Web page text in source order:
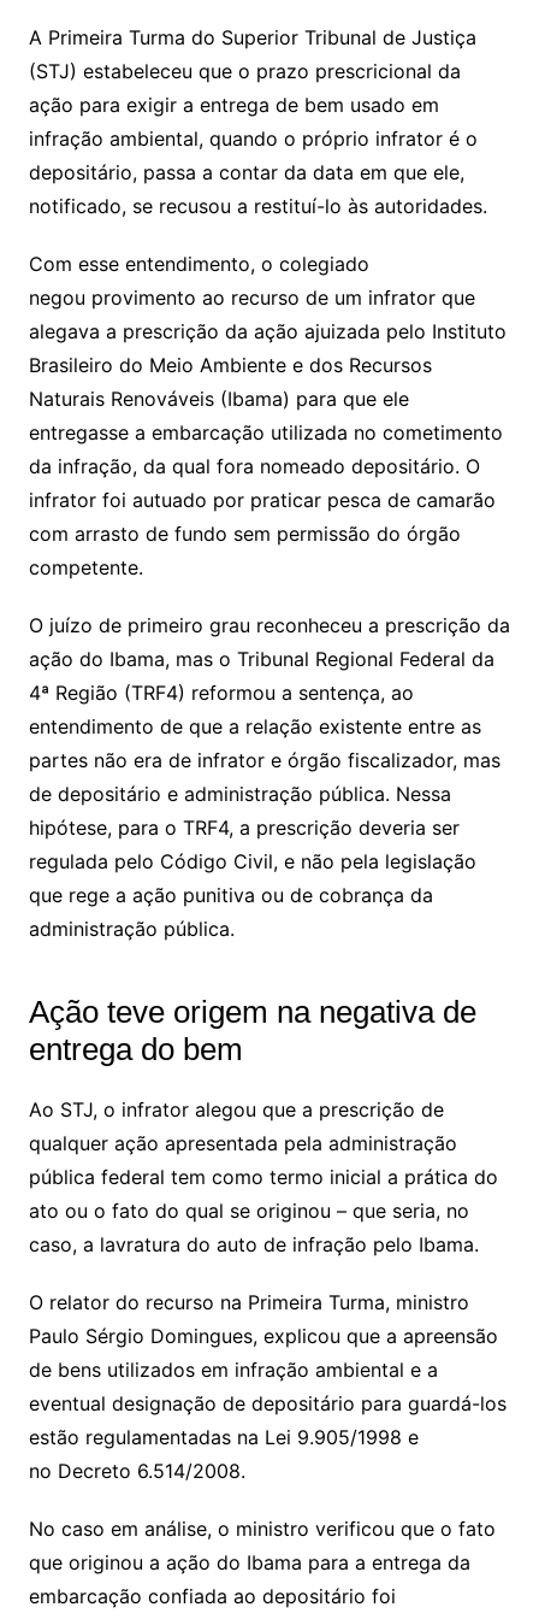
y
Li
n
k
s
A
p
p
gr
a
m
e
dI
n
l
gl
e
Cl
a
s
o
m
s
s
a
g
e
lo
o
k.
c
o
y
p
e
h
o
o
M
ai
e
a
d
s
ai
l
ar
e
A Primeira Turma do Superior Tribunal de Justiça
(STJ) estabeleceu que o prazo prescricional da
ação para exigir a entrega de bem usado em
infração ambiental, quando o próprio infrator é o
depositário, passa a contar da data em que ele,
notificado, se recusou a restituí-lo às autoridades.
Com esse entendimento, o colegiado
negou provimento ao recurso de um infrator que
alegava a prescrição da ação ajuizada pelo Instituto
Brasileiro do Meio Ambiente e dos Recursos
Naturais Renováveis (Ibama) para que ele
entregasse a embarcação utilizada no cometimento
da infração, da qual fora nomeado depositário. O
infrator foi autuado por praticar pesca de camarão
com arrasto de fundo sem permissão do órgão
competente.
O juízo de primeiro grau reconheceu a prescrição da
ação do Ibama, mas o Tribunal Regional Federal da
4ª Região (TRF4) reformou a sentença, ao
entendimento de que a relação existente entre as
partes não era de infrator e órgão fiscalizador, mas
de depositário e administração pública. Nessa
hipótese, para o TRF4, a prescrição deveria ser
regulada pelo Código Civil, e não pela legislação
que rege a ação punitiva ou de cobrança da
administração pública.
Ação teve origem na negativa de
entrega do bem
Ao STJ, o infrator alegou que a prescrição de
qualquer ação apresentada pela administração
pública federal tem como termo inicial a prática do
ato ou o fato do qual se originou – que seria, no
caso, a lavratura do auto de infração pelo Ibama.
O relator do recurso na Primeira Turma, ministro
Paulo Sérgio Domingues, explicou que a apreensão
de bens utilizados em infração ambiental e a
eventual designação de depositário para guardá-los
estão regulamentadas na Lei 9.905/1998 e
no Decreto 6.514/2008.
No caso em análise, o ministro verificou que o fato
que originou a ação do Ibama para a entrega da
embarcação confiada ao depositário foi